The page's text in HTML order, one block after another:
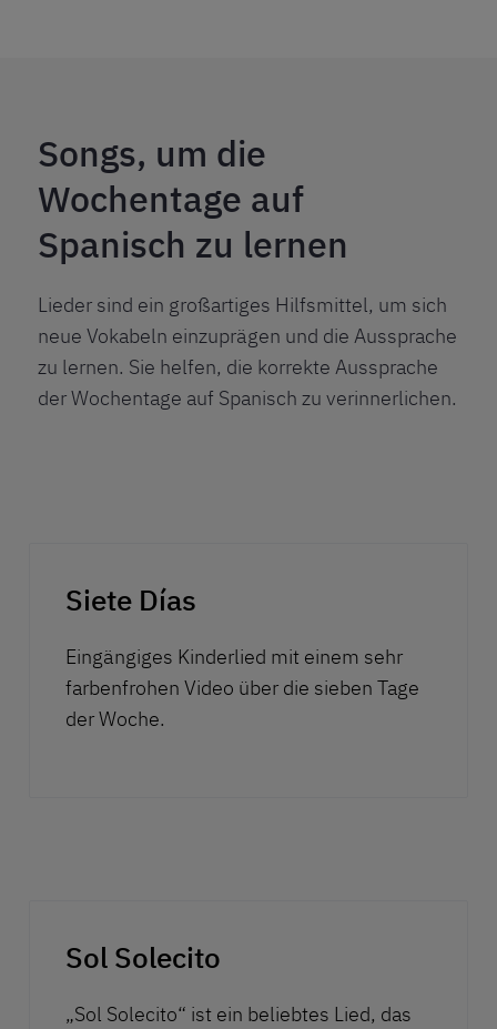
Songs, um die
Wochentage auf
Spanisch zu lernen
Lieder sind ein großartiges Hilfsmittel, um sich
neue Vokabeln einzuprägen und die Aussprache
zu lernen. Sie helfen, die korrekte Aussprache
der Wochentage auf Spanisch zu verinnerlichen.
Siete Días
Eingängiges Kinderlied mit einem sehr
farbenfrohen Video über die sieben Tage
der Woche.
Sol Solecito
„Sol Solecito“ ist ein beliebtes Lied, das